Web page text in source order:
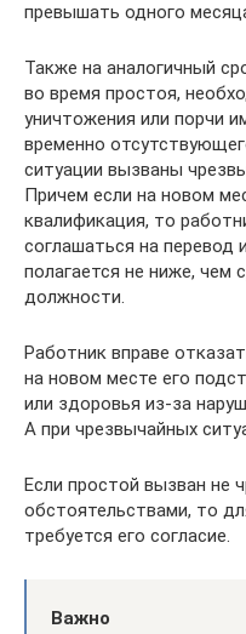
превышать одного
Также на аналогичный
во время простоя,
уничтожения или порчи
временно
ситуации вызваны
Причем если на новом
квалификация, то
соглашаться на перевод
полагается не ниже, чем
должности.
Работник вправе
на новом месте его
или здоровья из-за
А при чрезвычайных
Если простой вызван не
обстоятельствами, то
требуется его согласие.
Важно